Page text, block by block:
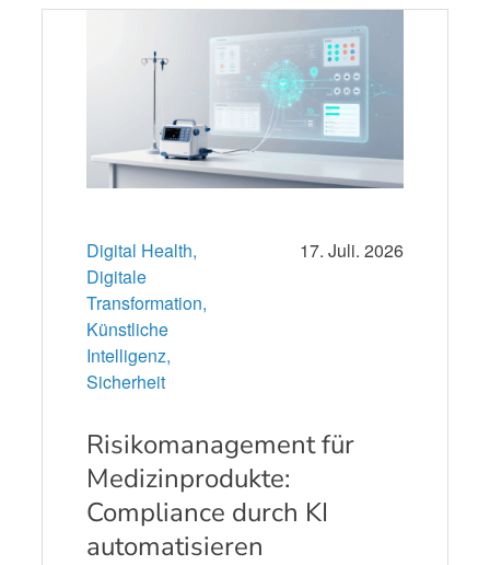
Digital Health,
Digitale
Transformation,
Künstliche
Intelligenz,
Sicherheit
17. Juli. 2026
Risikomanagement für
Medizinprodukte:
Compliance durch KI
automatisieren